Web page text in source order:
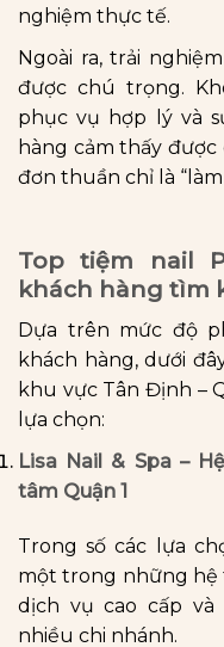
nghiệm thực tế.
Ngoài ra, trải
được chú trọng.
phục vụ hợp lý và
hàng cảm thấy
đơn thuần chỉ là “làm
Top tiệm nail
khách hàng tìm
Dựa trên mức độ
khách hàng, dưới
khu vực Tân Định –
lựa chọn:
Lisa Nail & Spa –
tâm Quận 1
Trong số các lựa
một trong những hệ
dịch vụ cao cấp
nhiều chi nhánh.